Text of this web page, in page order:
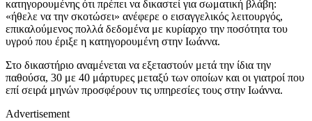
κατηγορουμένης ότι πρέπει να δικαστεί για σωματική βλάβη:
«ήθελε να την σκοτώσει» ανέφερε ο εισαγγελικός λειτουργός,
επικαλούμενος πολλά δεδομένα με κυρίαρχο την ποσότητα του
υγρού που έριξε η κατηγορουμένη στην Ιωάννα.
Στο δικαστήριο αναμένεται να εξεταστούν μετά την ίδια την
παθούσα, 30 με 40 μάρτυρες μεταξύ των οποίων και οι γιατροί που
επί σειρά μηνών προσφέρουν τις υπηρεσίες τους στην Ιωάννα.
Advertisement